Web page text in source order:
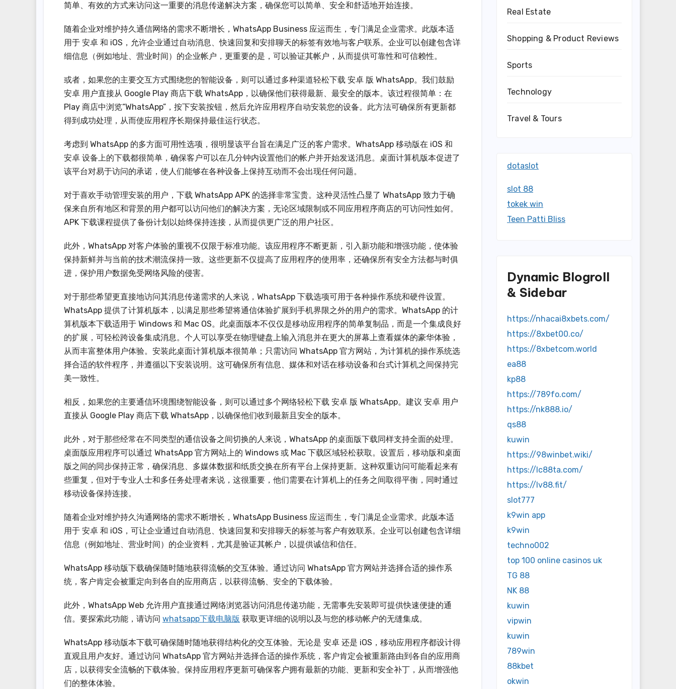
简单、有效的方式来访问这一重要的消息传递解决方案，确保您可以简单、安全和舒适地开始连接。
随着企业对维护持久通信网络的需求不断增长，WhatsApp Business 应运而生，专门满足企业需求。此版本适
用于 安卓 和 iOS，允许企业通过自动消息、快速回复和安排聊天的标签有效地与客户联系。企业可以创建包含详
细信息（例如地址、营业时间）的企业帐户，更重要的是，可以验证其帐户，从而提供可靠性和可信赖性。
或者，如果您的主要交互方式围绕您的智能设备，则可以通过多种渠道轻松下载 安卓 版 WhatsApp。我们鼓励
安卓 用户直接从 Google Play 商店下载 WhatsApp，以确保他们获得最新、最安全的版本。该过程很简单：在
Play 商店中浏览“WhatsApp”，按下安装按钮，然后允许应用程序自动安装您的设备。此方法可确保所有更新都
得到成功处理，从而使应用程序长期保持最佳运行状态。
考虑到 WhatsApp 的多方面可用性选项，很明显该平台旨在满足广泛的客户需求。WhatsApp 移动版在 iOS 和
安卓 设备上的下载都很简单，确保客户可以在几分钟内设置他们的帐户并开始发送消息。桌面计算机版本促进了
该平台对易于访问的承诺，使人们能够在各种设备上保持互动而不会出现任何问题。
对于喜欢手动管理安装的用户，下载 WhatsApp APK 的选择非常宝贵。这种灵活性凸显了 WhatsApp 致力于确
保来自所有地区和背景的用户都可以访问他们的解决方案，无论区域限制或不同应用程序商店的可访问性如何。
APK 下载课程提供了备份计划以始终保持连接，从而提供更广泛的用户社区。
此外，WhatsApp 对客户体验的重视不仅限于标准功能。该应用程序不断更新，引入新功能和增强功能，使体验
保持新鲜并与当前的技术潮流保持一致。这些更新不仅提高了应用程序的使用率，还确保所有安全方法都与时俱
进，保护用户数据免受网络风险的侵害。
对于那些希望更直接地访问其消息传递需求的人来说，WhatsApp 下载选项可用于各种操作系统和硬件设置。
WhatsApp 提供了计算机版本，以满足那些希望将通信体验扩展到手机界限之外的用户的需求。WhatsApp 的计
算机版本下载适用于 Windows 和 Mac OS。此桌面版本不仅仅是移动应用程序的简单复制品，而是一个集成良好
的扩展，可轻松跨设备集成消息。个人可以享受在物理键盘上输入消息并在更大的屏幕上查看媒体的豪华体验，
从而丰富整体用户体验。安装此桌面计算机版本很简单；只需访问 WhatsApp 官方网站，为计算机的操作系统选
择合适的软件程序，并遵循以下安装说明。这可确保所有信息、媒体和对话在移动设备和台式计算机之间保持完
美一致性。
相反，如果您的主要通信环境围绕智能设备，则可以通过多个网络轻松下载 安卓 版 WhatsApp。建议 安卓 用户
直接从 Google Play 商店下载 WhatsApp，以确保他们收到最新且安全的版本。
此外，对于那些经常在不同类型的通信设备之间切换的人来说，WhatsApp 的桌面版下载同样支持全面的处理。
桌面版应用程序可以通过 WhatsApp 官方网站上的 Windows 或 Mac 下载区域轻松获取。设置后，移动版和桌面
版之间的同步保持正常，确保消息、多媒体数据和纸质交换在所有平台上保持更新。这种双重访问可能看起来有
些重复，但对于专业人士和多任务处理者来说，这很重要，他们需要在计算机上的任务之间取得平衡，同时通过
移动设备保持连接。
随着企业对维护持久沟通网络的需求不断增长，WhatsApp Business 应运而生，专门满足企业需求。此版本适
用于 安卓 和 iOS，可让企业通过自动消息、快速回复和安排聊天的标签与客户有效联系。企业可以创建包含详细
信息（例如地址、营业时间）的企业资料，尤其是验证其帐户，以提供诚信和信任。
WhatsApp 移动版下载确保随时随地获得流畅的交互体验。通过访问 WhatsApp 官方网站并选择合适的操作系
统，客户肯定会被重定向到各自的应用商店，以获得流畅、安全的下载体验。
此外，WhatsApp Web 允许用户直接通过网络浏览器访问消息传递功能，无需事先安装即可提供快速便捷的通
信。要探索此功能，请访问 whatsapp下载电脑版 获取更详细的说明以及与您的移动帐户的无缝集成。
WhatsApp 移动版本下载可确保随时随地获得结构化的交互体验。无论是 安卓 还是 iOS，移动应用程序都设计得
直观且用户友好。通过访问 WhatsApp 官方网站并选择合适的操作系统，客户肯定会被重新路由到各自的应用商
店，以获得安全流畅的下载体验。保持应用程序更新可确保客户拥有最新的功能、更新和安全补丁，从而增强他
们的整体体验。
Real Estate
Shopping & Product Reviews
Sports
Technology
Travel & Tours
dotaslot
slot 88
tokek win
Teen Patti Bliss
Dynamic Blogroll
& Sidebar
https://nhacai8xbets.com/
https://8xbet00.co/
https://8xbetcom.world
ea88
kp88
https://789fo.com/
https://nk888.io/
qs88
kuwin
https://98winbet.wiki/
https://lc88ta.com/
https://lv88.fit/
slot777
k9win app
k9win
techno002
top 100 online casinos uk
TG 88
NK 88
kuwin
vipwin
kuwin
789win
88kbet
okwin